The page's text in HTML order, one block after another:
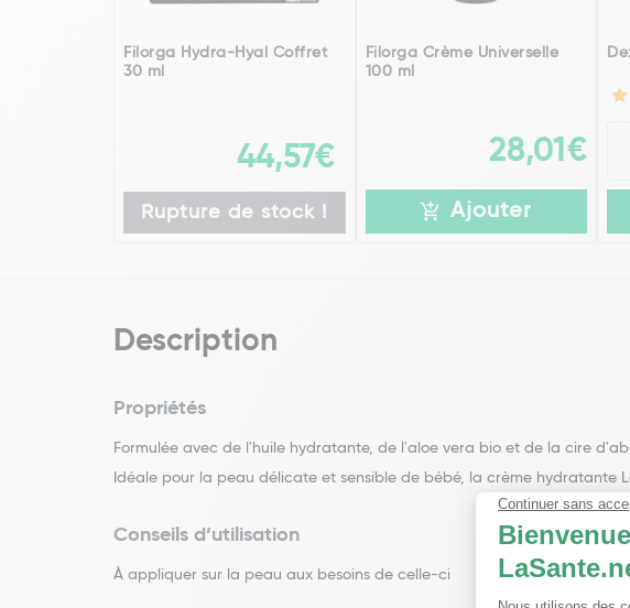
Filorga Hydra-Hyal Coffret
30 ml
44,57€
Rupture de stock !
Filorga Crème Universelle
100 ml
28,01€
Ajouter
Description
Propriétés
Formulée avec de l'huile hydratante, de l'aloe vera bio et de la cire
Idéale pour la peau délicate et sensible de bébé, la crème hydratante
Conseils d’utilisation
À appliquer sur la peau aux besoins de celle-ci